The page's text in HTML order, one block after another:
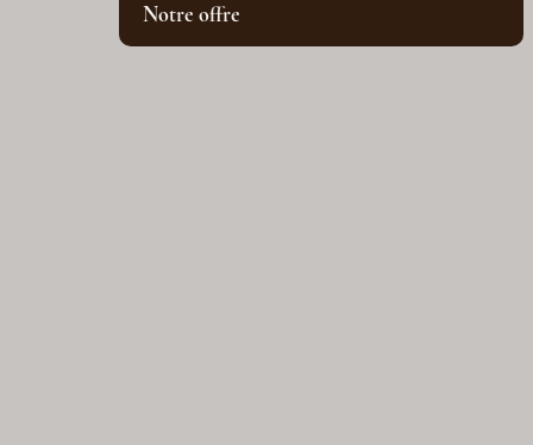
Notre offre